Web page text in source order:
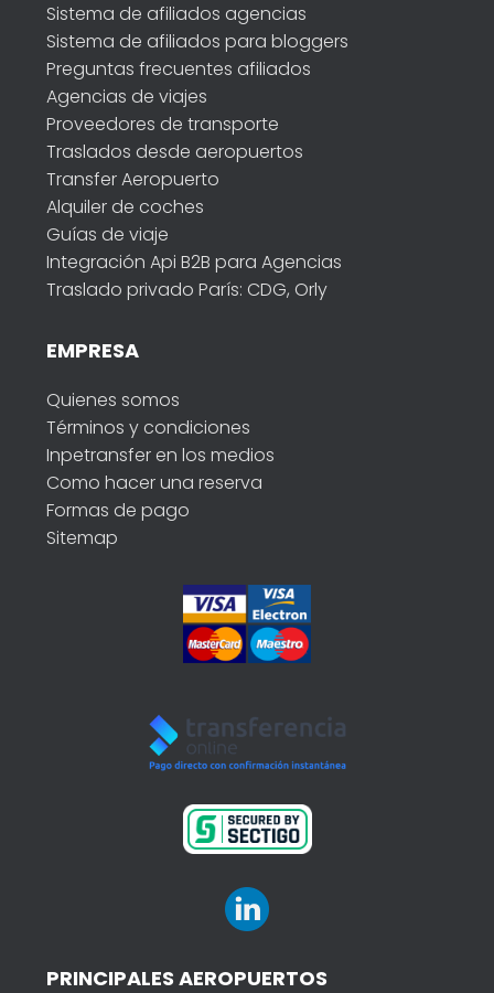
Sistema de afiliados agencias
Sistema de afiliados para bloggers
Preguntas frecuentes afiliados
Agencias de viajes
Proveedores de transporte
Traslados desde aeropuertos
Transfer Aeropuerto
Alquiler de coches
Guías de viaje
Integración Api B2B para Agencias
Traslado privado París: CDG, Orly
EMPRESA
Quienes somos
Términos y condiciones
Inpetransfer en los medios
Como hacer una reserva
Formas de pago
Sitemap
PRINCIPALES AEROPUERTOS